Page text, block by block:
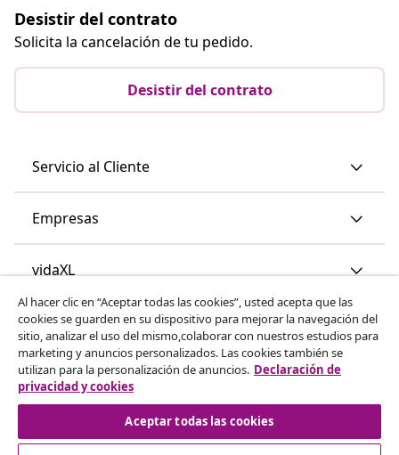
Desistir del contrato
Solicita la cancelación de tu pedido.
Desistir del contrato
Servicio al Cliente
Empresas
vidaXL
Descubre mas
Al hacer clic en “Aceptar todas las cookies”, usted acepta que las
cookies se guarden en su dispositivo para mejorar la navegación del
sitio, analizar el uso del mismo,colaborar con nuestros estudios para
marketing y anuncios personalizados. Las cookies también se
utilizan para la personalización de anuncios. Declaración de
privacidad y cookies
Aceptar todas las cookies